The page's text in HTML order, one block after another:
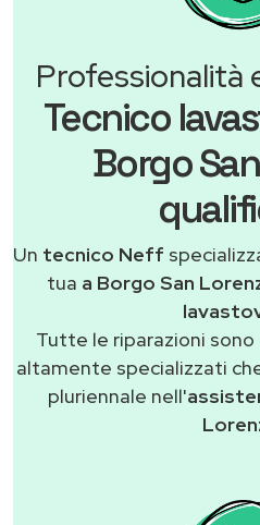
Professionalità
Tecnico
Borgo
Un tecnico Neff
tua a Borgo San
Tutte le riparazioni
altamente specializzati
pluriennale nell'